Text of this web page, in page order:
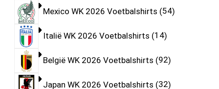
Mexico WK 2026 Voetbalshirts 54
Italië WK 2026 Voetbalshirts 14
België WK 2026 Voetbalshirts 92
Japan WK 2026 Voetbalshirts 32